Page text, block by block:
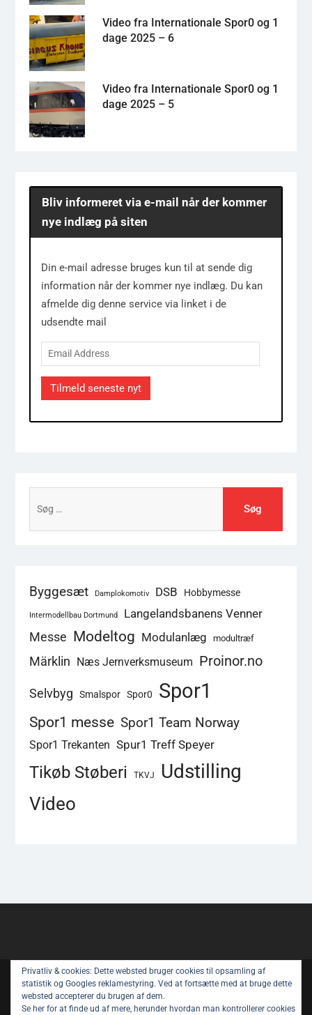
Video fra Internationale Spor0 og 1
dage 2025 – 6
Video fra Internationale Spor0 og 1
dage 2025 – 5
Bliv informeret via e-mail når der kommer
nye indlæg på siten
Din e-mail adresse bruges kun til at sende dig
information når der kommer nye indlæg. Du kan
afmelde dig denne service via linket i de
udsendte mail
Email
Address
Tilmeld seneste nyt
efter:
Byggesæt Damplokomotiv DSB Hobbymesse
Intermodellbau Dortmund
Langelandsbanens Venner
Messe Modeltog Modulanlæg modultræf
Märklin Næs Jernverksmuseum Proinor.no
Selvbyg Smalspor Spor0 Spor1
Spor1 messe Spor1 Team Norway
Spor1 Trekanten Spur1 Treff Speyer
Tikøb Støberi TKVJ Udstilling
Video
Copyright © All rights reserved.
Spor 1 Nyt – Youtube
Privatlivspolitik
Privatliv & cookies: Dette websted bruger cookies til opsamling af
statistik og Googles reklamestyring. Ved at fortsætte med at bruge dette
websted accepterer du brugen af ​​dem.
Se her for at finde ud af mere, herunder hvordan man kontrollerer cookies